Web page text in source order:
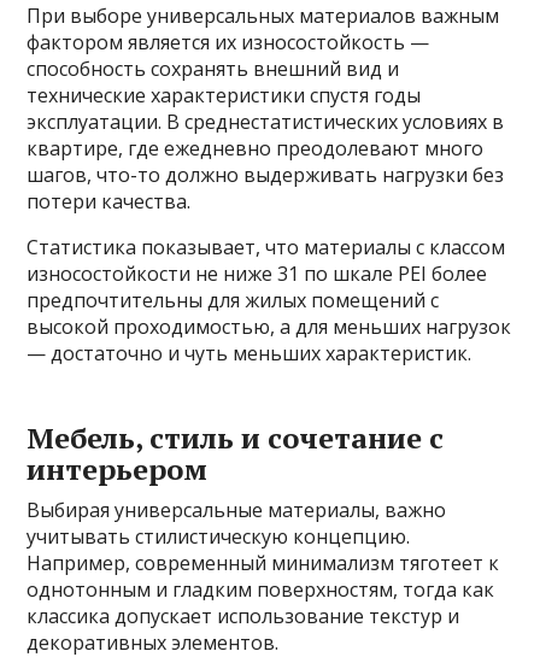
При выборе универсальных материалов важным
фактором является их износостойкость —
способность сохранять внешний вид и
технические характеристики спустя годы
эксплуатации. В среднестатистических условиях в
квартире, где ежедневно преодолевают много
шагов, что-то должно выдерживать нагрузки без
потери качества.
Статистика показывает, что материалы с классом
износостойкости не ниже 31 по шкале PEI более
предпочтительны для жилых помещений с
высокой проходимостью, а для меньших нагрузок
— достаточно и чуть меньших характеристик.
Мебель, стиль и сочетание с
интерьером
Выбирая универсальные материалы, важно
учитывать стилистическую концепцию.
Например, современный минимализм тяготеет к
однотонным и гладким поверхностям, тогда как
классика допускает использование текстур и
декоративных элементов.